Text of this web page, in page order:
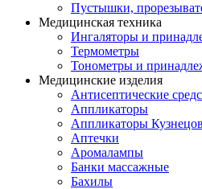
Пустышки,
Медицинская техника
Ингаляторы и
Термометры
Тонометры и
Медицинские изделия
Антисептические
Аппликаторы
Аппликаторы
Аптечки
Аромалампы
Банки массажные
Бахилы